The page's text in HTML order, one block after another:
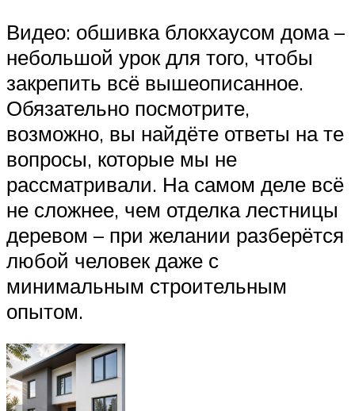
Видео: обшивка блокхаусом дома –
небольшой урок для того, чтобы
закрепить всё вышеописанное.
Обязательно посмотрите,
возможно, вы найдёте ответы на те
вопросы, которые мы не
рассматривали. На самом деле всё
не сложнее, чем отделка лестницы
деревом – при желании разберётся
любой человек даже с
минимальным строительным
опытом.